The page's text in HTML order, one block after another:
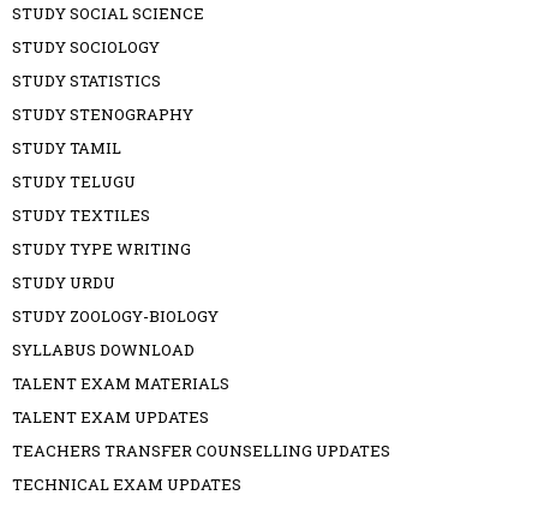
STUDY SOCIAL SCIENCE
STUDY SOCIOLOGY
STUDY STATISTICS
STUDY STENOGRAPHY
STUDY TAMIL
STUDY TELUGU
STUDY TEXTILES
STUDY TYPE WRITING
STUDY URDU
STUDY ZOOLOGY-BIOLOGY
SYLLABUS DOWNLOAD
TALENT EXAM MATERIALS
TALENT EXAM UPDATES
TEACHERS TRANSFER COUNSELLING UPDATES
TECHNICAL EXAM UPDATES